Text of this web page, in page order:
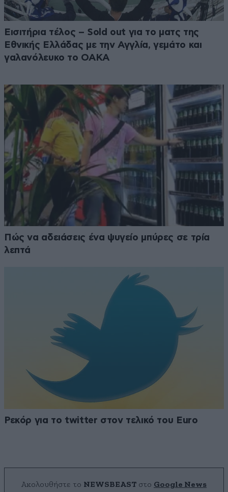
Εισιτήρια τέλος – Sold out για το ματς της
Εθνικής Ελλάδας με την Αγγλία, γεμάτο και
γαλανόλευκο το ΟΑΚΑ
Πώς να αδειάσεις ένα ψυγείο μπύρες σε τρία
λεπτά
Ρεκόρ για το twitter στον τελικό του Euro
Ακολουθήστε το NEWSBEAST στο Google News